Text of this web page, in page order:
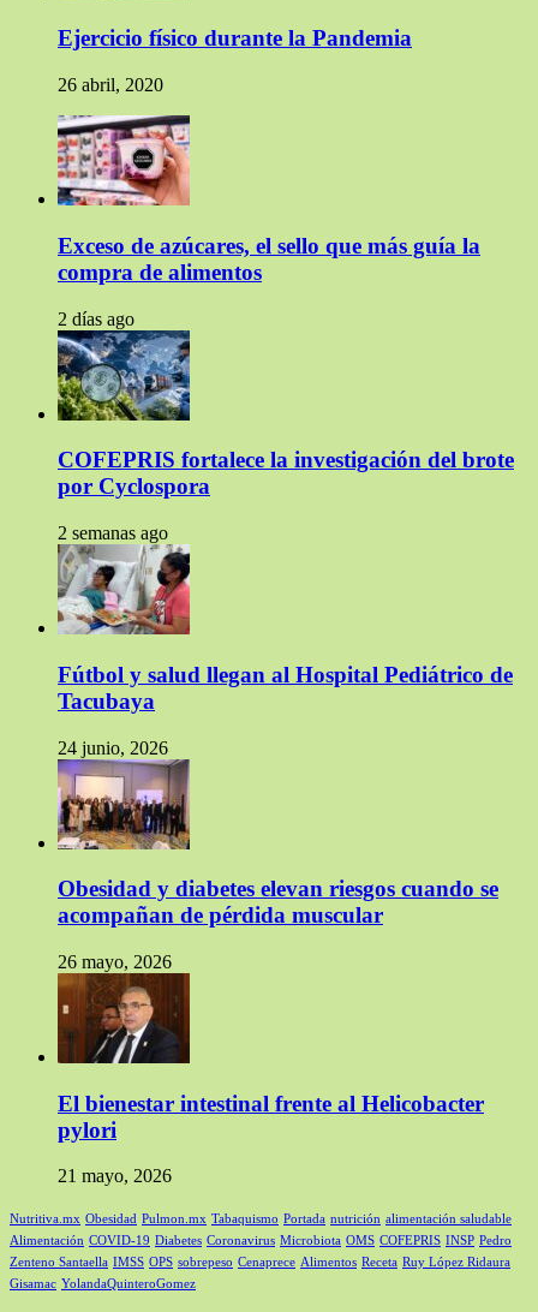
Ejercicio físico durante la Pandemia
26 abril, 2020
Exceso de azúcares, el sello que más guía la
compra de alimentos
2 días ago
COFEPRIS fortalece la investigación del brote
por Cyclospora
2 semanas ago
Fútbol y salud llegan al Hospital Pediátrico de
Tacubaya
24 junio, 2026
Obesidad y diabetes elevan riesgos cuando se
acompañan de pérdida muscular
26 mayo, 2026
El bienestar intestinal frente al Helicobacter
pylori
21 mayo, 2026
Nutritiva.mx Obesidad Pulmon.mx Tabaquismo Portada nutrición alimentación saludable
Alimentación COVID-19 Diabetes Coronavirus Microbiota OMS COFEPRIS INSP Pedro
Zenteno Santaella IMSS OPS sobrepeso Cenaprece Alimentos Receta Ruy López Ridaura
Gisamac YolandaQuinteroGomez